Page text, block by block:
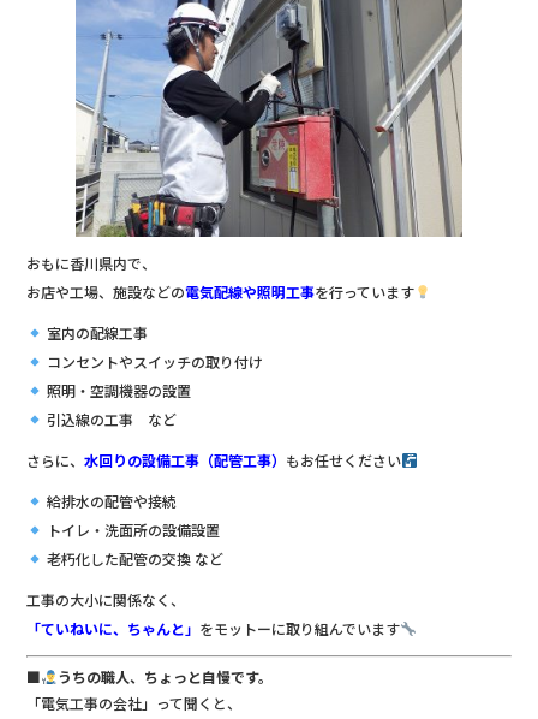
おもに香川県内で、
お店や工場、施設などの電気配線や照明工事を行っています
室内の配線工事
コンセントやスイッチの取り付け
照明・空調機器の設置
引込線の工事 など
さらに、水回りの設備工事（配管工事） もお任せください
給排水の配管や接続
トイレ・洗面所の設備設置
老朽化した配管の交換 など
工事の大小に関係なく、
「ていねいに、ちゃんと」 をモットーに取り組んでいます
■
うちの職人、ちょっと自慢です。
「電気工事の会社」って聞くと、